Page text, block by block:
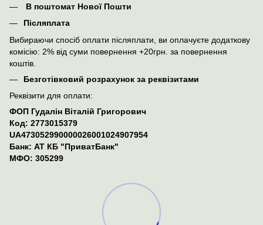
В поштомат Нової Пошти
Післяплата
Вибираючи спосіб оплати післяплати, ви оплачуєте додаткову
комісію: 2% від суми повернення +20грн. за повернення
коштів.
Безготівковий розрахунок за реквізитами
Реквізити для оплати:
ФОП Гудалін Віталій Григорович
Код: 2773015379
UA473052990000026001024907954
Банк: АТ КБ "ПриватБанк"
МФО: 305299